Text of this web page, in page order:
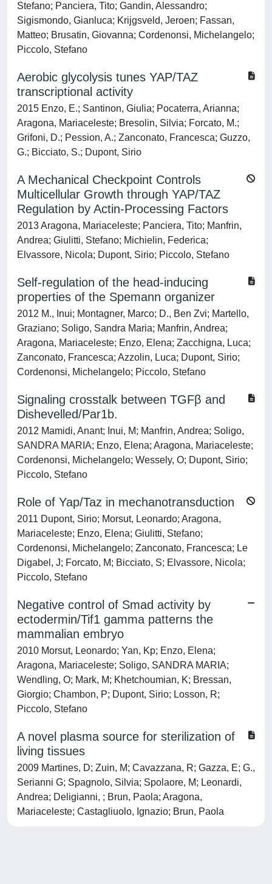
Stefano; Panciera, Tito; Gandin, Alessandro;
Sigismondo, Gianluca; Krijgsveld, Jeroen; Fassan,
Matteo; Brusatin, Giovanna; Cordenonsi, Michelangelo;
Piccolo, Stefano
Aerobic glycolysis tunes YAP/TAZ
transcriptional activity
2015 Enzo, E.; Santinon, Giulia; Pocaterra, Arianna;
Aragona, Mariaceleste; Bresolin, Silvia; Forcato, M.;
Grifoni, D.; Pession, A.; Zanconato, Francesca; Guzzo,
G.; Bicciato, S.; Dupont, Sirio
A Mechanical Checkpoint Controls
Multicellular Growth through YAP/TAZ
Regulation by Actin-Processing Factors
2013 Aragona, Mariaceleste; Panciera, Tito; Manfrin,
Andrea; Giulitti, Stefano; Michielin, Federica;
Elvassore, Nicola; Dupont, Sirio; Piccolo, Stefano
Self-regulation of the head-inducing
properties of the Spemann organizer
2012 M., Inui; Montagner, Marco; D., Ben Zvi; Martello,
Graziano; Soligo, Sandra Maria; Manfrin, Andrea;
Aragona, Mariaceleste; Enzo, Elena; Zacchigna, Luca;
Zanconato, Francesca; Azzolin, Luca; Dupont, Sirio;
Cordenonsi, Michelangelo; Piccolo, Stefano
Signaling crosstalk between TGFβ and
Dishevelled/Par1b.
2012 Mamidi, Anant; Inui, M; Manfrin, Andrea; Soligo,
SANDRA MARIA; Enzo, Elena; Aragona, Mariaceleste;
Cordenonsi, Michelangelo; Wessely, O; Dupont, Sirio;
Piccolo, Stefano
Role of Yap/Taz in mechanotransduction
2011 Dupont, Sirio; Morsut, Leonardo; Aragona,
Mariaceleste; Enzo, Elena; Giulitti, Stefano;
Cordenonsi, Michelangelo; Zanconato, Francesca; Le
Digabel, J; Forcato, M; Bicciato, S; Elvassore, Nicola;
Piccolo, Stefano
Negative control of Smad activity by
ectodermin/Tif1 gamma patterns the
mammalian embryo
2010 Morsut, Leonardo; Yan, Kp; Enzo, Elena;
Aragona, Mariaceleste; Soligo, SANDRA MARIA;
Wendling, O; Mark, M; Khetchoumian, K; Bressan,
Giorgio; Chambon, P; Dupont, Sirio; Losson, R;
Piccolo, Stefano
A novel plasma source for sterilization of
living tissues
2009 Martines, D; Zuin, M; Cavazzana, R; Gazza, E; G.,
Serianni G; Spagnolo, Silvia; Spolaore, M; Leonardi,
Andrea; Deligianni, ; Brun, Paola; Aragona,
Mariaceleste; Castagliuolo, Ignazio; Brun, Paola